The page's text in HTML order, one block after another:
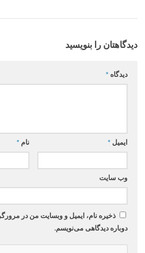
دیدگاهتان را بنویسید
دیدگاه *
نام * ایمیل *
وب‌ سایت
ذخیره نام، ایمیل و وبسایت من در
دوباره دیدگاهی می‌نویسم.